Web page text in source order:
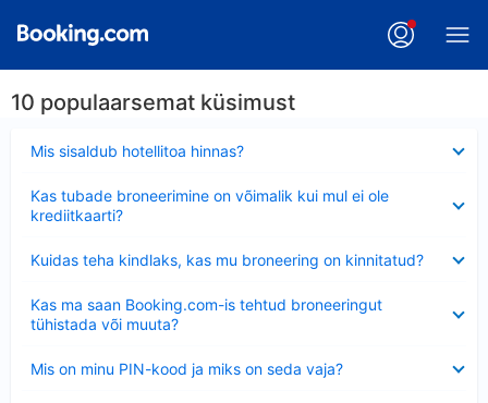
10 populaarsemat küsimust
Mis sisaldub hotellitoa hinnas?
Kas tubade broneerimine on võimalik kui mul ei ole
krediitkaarti?
Kuidas teha kindlaks, kas mu broneering on kinnitatud?
Kas ma saan Booking.com-is tehtud broneeringut
tühistada või muuta?
Mis on minu PIN-kood ja miks on seda vaja?